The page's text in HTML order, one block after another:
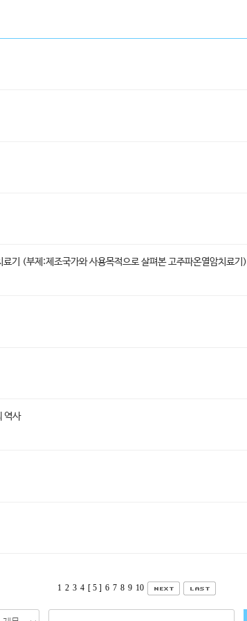
기 (부제:제조국가와 사용목적으로 살펴본 고주파온열암치료기)
역사
1 2 3 4 [ 5 ] 6 7 8 9 10